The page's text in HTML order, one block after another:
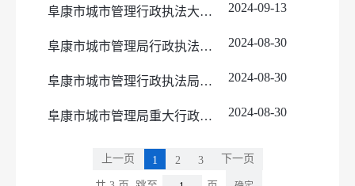
阜康市城市管理行政执法大队2024年8月行政处罚台账 2024-09-13
阜康市城市管理局行政执法事项清单 2024-08-30
阜康市城市管理行政执法局执法人员名单 2024-08-30
阜康市城市管理局重大行政执法决定法制审核目录清单 2024-08-30
上一页 1 2 3 下一页